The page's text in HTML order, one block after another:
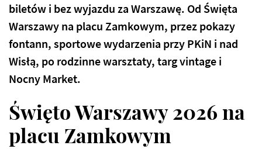
biletów i bez wyjazdu za Warszawę. Od Święta
Warszawy na placu Zamkowym, przez pokazy
fontann, sportowe wydarzenia przy PKiN i nad
Wisłą, po rodzinne warsztaty, targ vintage i
Nocny Market.
Święto Warszawy 2026 na
placu Zamkowym